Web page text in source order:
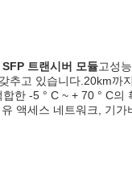
트랜시버 모듈고성
추고 있습니다.20km까
한 -5 ° C ~ + 70 ° C
액세스 네트워크, 기